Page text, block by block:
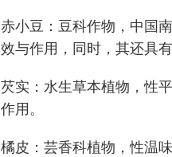
赤小豆：豆科作物，中国
效与作用，同时，其还具
芡实：水生草本植物，性
作用。
橘皮：芸香科植物，性温